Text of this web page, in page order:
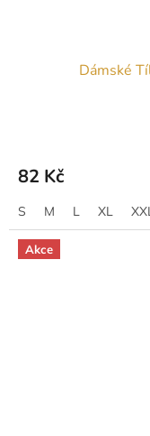
Dámské
82 Kč
S M L XL
Akce